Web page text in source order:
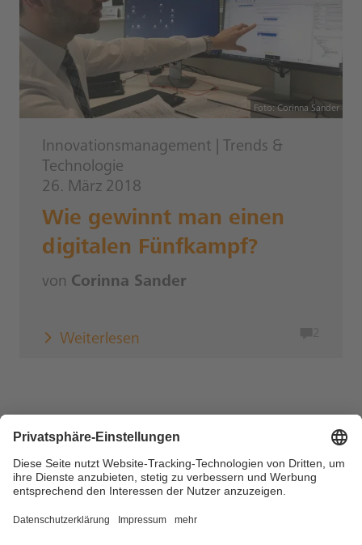
Foto: Corinna Sander
Innovationsmanagement
Trends &
Technologie
26. März 2018
Wie gewinnt man einen
digitalen Fünfkampf?
von Corinna Sander
Weiterlesen